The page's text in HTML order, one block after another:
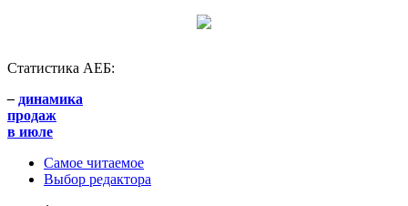
Статистика АЕБ:
– динамика
продаж
в июле
Самое читаемое
Выбор редактора